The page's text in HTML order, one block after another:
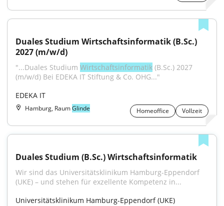
Duales Studium Wirtschaftsinformatik (B.Sc.)
2027 (m/w/d)
"...Duales Studium Wirtschaftsinformatik (B.Sc.) 2027
(m/w/d) Bei EDEKA IT Stiftung & Co. OHG..."
EDEKA IT
Hamburg, RaumGlinde Homeoffice Vollzeit
Duales Studium (B.Sc.) Wirtschaftsinformatik
Wir sind das Universitätsklinikum Hamburg-Eppendorf
(UKE) – und stehen für exzellente Kompetenz in...
Universitätsklinikum Hamburg-Eppendorf (UKE)